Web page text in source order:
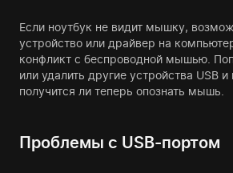
Если ноутбук не видит мышку,
устройство или драйвер на
конфликт с беспроводной мышью.
или удалить другие устройства USB и
получится ли теперь опознать мышь.
Проблемы с USB-портом